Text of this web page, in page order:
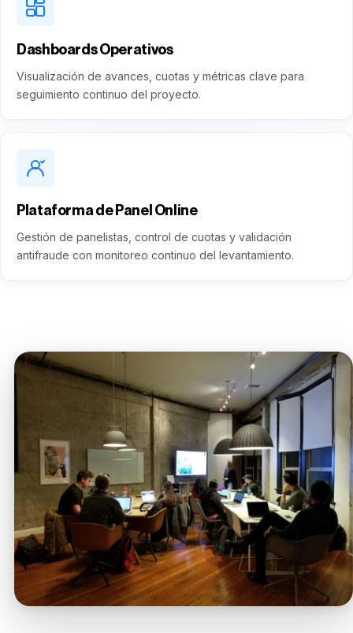
Dashboards Operativos
Visualización de avances, cuotas y métricas clave para
seguimiento continuo del proyecto.
Plataforma de Panel Online
Gestión de panelistas, control de cuotas y validación
antifraude con monitoreo continuo del levantamiento.